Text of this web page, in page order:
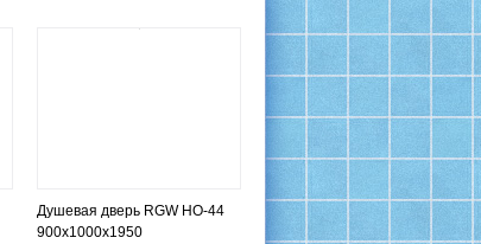
Душевая дверь RGW HO-44
900x1000х1950